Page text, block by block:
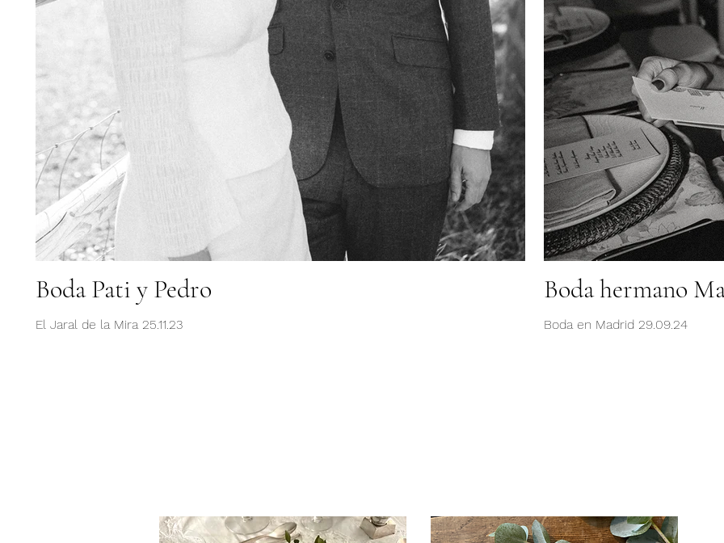
Boda Pati y Pedro
El Jaral de la Mira 25.11.23
Boda hermano
Boda en Madrid 29.09.24